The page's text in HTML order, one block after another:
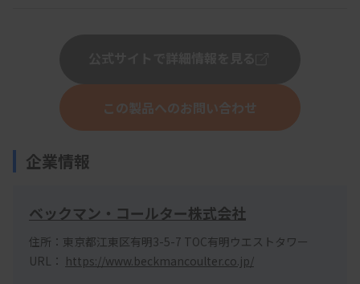
この製品へのお問い合わせ
企業情報
ベックマン・コールター株式会社
住所：東京都江東区有明3-5-7 TOC有明ウエストタワー
URL： https://www.beckmancoulter.co.jp/